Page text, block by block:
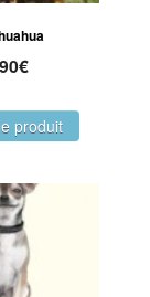
€
produit